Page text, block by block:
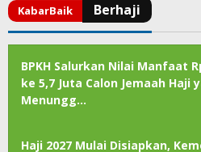
BPKH Salurkan Nilai Manfaat
ke 5,7 Juta Calon Jemaah Haji
Menungg…
Haji 2027 Mulai Disiapkan,